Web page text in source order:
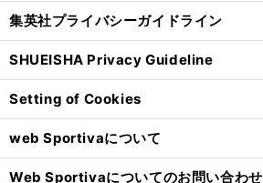
集英社プライバシーガイドライン
SHUEISHA Privacy Guideline
Setting of Cookies
web Sportivaについて
Web Sportivaについてのお問い合わせ